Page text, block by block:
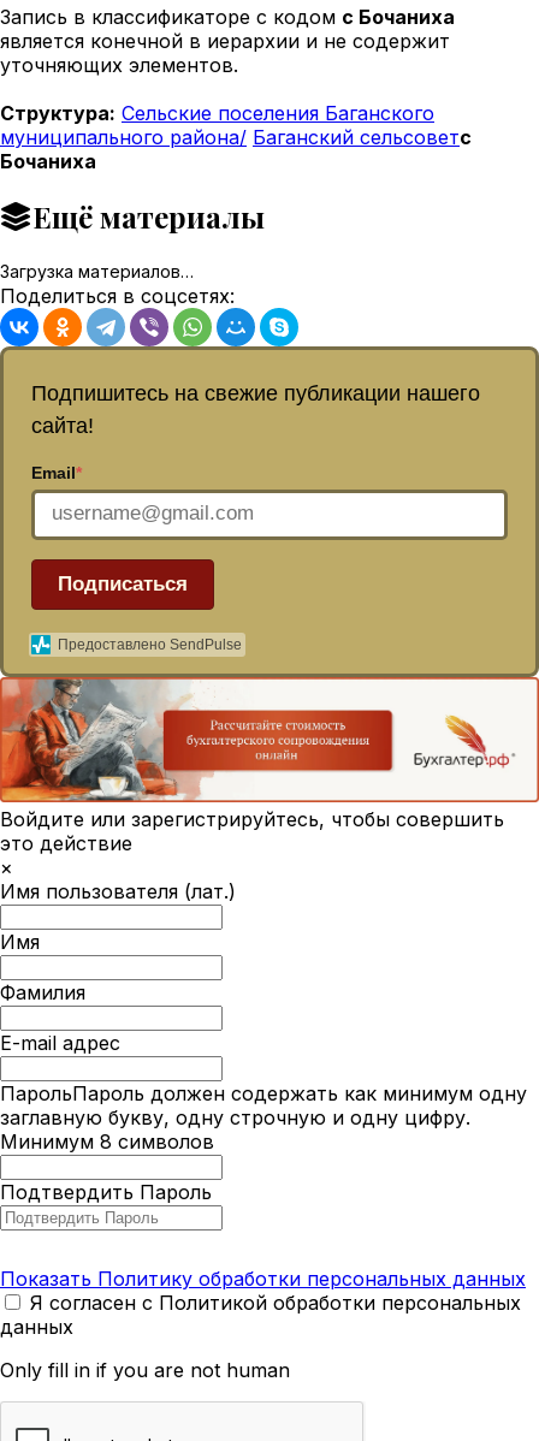
Запись в классификаторе с кодом с Бочаниха
является конечной в иерархии и не содержит
уточняющих элементов.
Структура: Сельские поселения Баганского
муниципального района/ Баганский сельсоветс
Бочаниха
Ещё материалы
Загрузка материалов…
Поделиться в соцсетях:
Подпишитесь на свежие публикации нашего
сайта!
Email*
Подписаться
Предоставлено SendPulse
Войдите или зарегистрируйтесь, чтобы совершить
это действие
×
Имя пользователя (лат.)
Имя
Фамилия
E-mail адрес
ПарольПароль должен содержать как минимум одну
заглавную букву, одну строчную и одну цифру.
Минимум 8 символов
Подтвердить Пароль
Показать Политику обработки персональных данных
Я согласен с Политикой обработки персональных
данных
Only fill in if you are not human